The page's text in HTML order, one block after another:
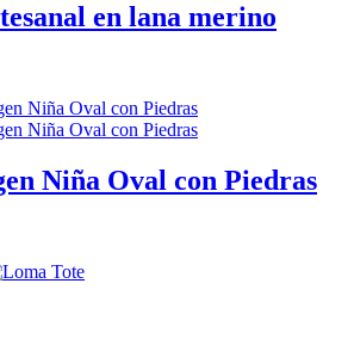
en lana merino
Niña Oval con Piedras